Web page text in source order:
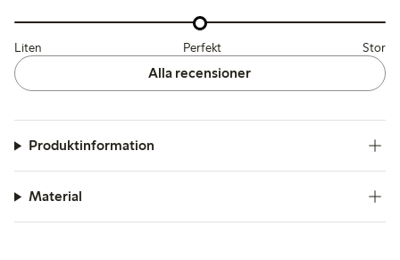
Liten Perfekt Stor
Alla recensioner
Produktinformation
Material